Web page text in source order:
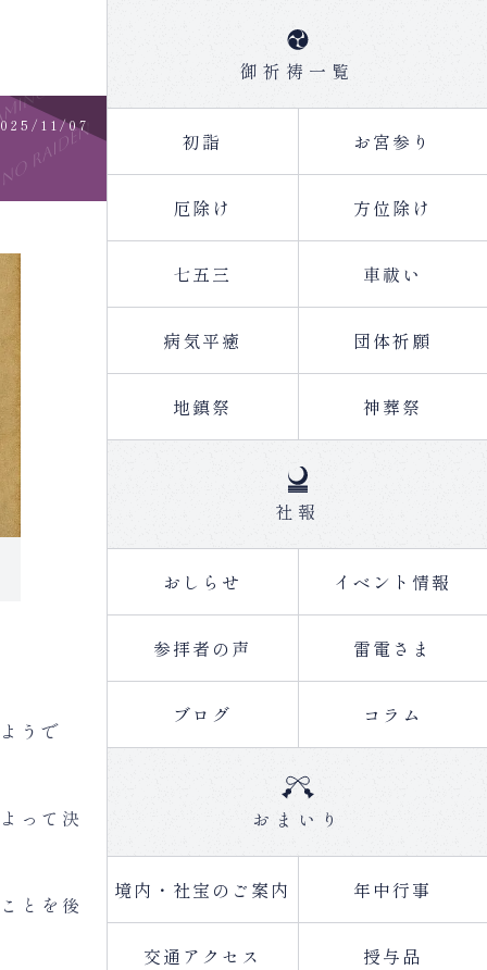
11/07
うで
って決
とを後
御祈祷一覧
初詣 お宮参り
厄除け 方位除け
七五三 車祓い
病気平癒 団体祈願
地鎮祭 神葬祭
社報
おしらせ イベント情報
参拝者の声 雷電さま
ブログ コラム
おまいり
境内・社宝のご案内 年中行事
交通アクセス 授与品